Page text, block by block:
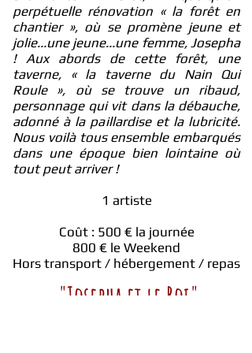
perpétuelle rénovation « la forêt en
chantier », où se promène jeune et
jolie...une jeune...une femme, Josepha
! Aux abords de cette forêt, une
taverne, « la taverne du Nain Qui
Roule », où se trouve un ribaud,
personnage qui vit dans la débauche,
adonné à la paillardise et la lubricité.
Nous voilà tous ensemble embarqués
dans une époque bien lointaine où
tout peut arriver !
​1 artiste
Coût : 500 € la journée
800 € le Weekend
Hors transport / hébergement / repas
"Josepha et le Roi"